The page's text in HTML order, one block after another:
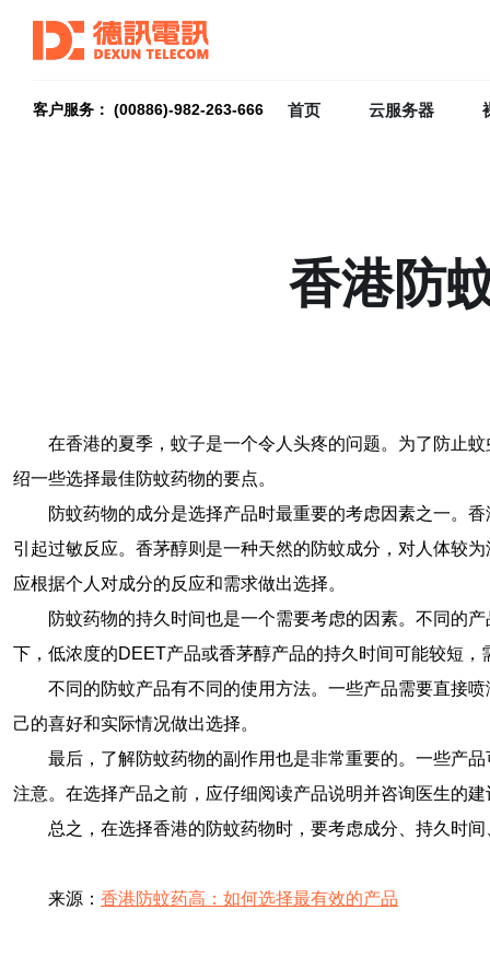
客户服务： (00886)-982-263-666 首页 云服务器
香港防
在香港的夏季，蚊子是一个令人头疼的问题。为了防止
绍一些选择最佳防蚊药物的要点。
防蚊药物的成分是选择产品时最重要的考虑因素之一。
引起过敏反应。香茅醇则是一种天然的防蚊成分，对人体较
应根据个人对成分的反应和需求做出选择。
防蚊药物的持久时间也是一个需要考虑的因素。不同的
下，低浓度的DEET产品或香茅醇产品的持久时间可能较短
不同的防蚊产品有不同的使用方法。一些产品需要直接
己的喜好和实际情况做出选择。
最后，了解防蚊药物的副作用也是非常重要的。一些产
注意。在选择产品之前，应仔细阅读产品说明并咨询医生的建
总之，在选择香港的防蚊药物时，要考虑成分、持久时
来源： 香港防蚊药高：如何选择最有效的产品